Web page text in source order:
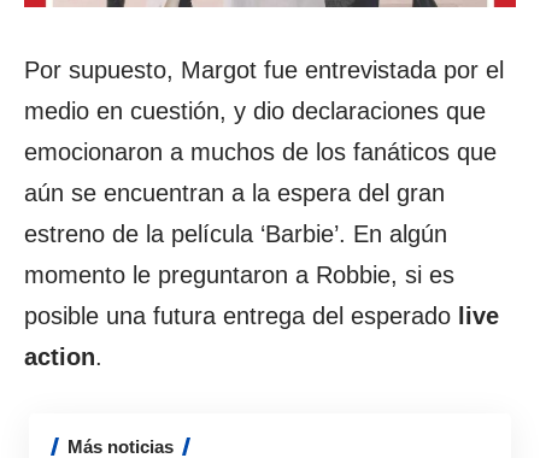
Por supuesto, Margot fue entrevistada por el
medio en cuestión, y dio declaraciones que
emocionaron a muchos de los fanáticos que
aún se encuentran a la espera del gran
estreno de la película ‘Barbie’. En algún
momento le preguntaron a Robbie, si es
posible una futura entrega del esperado live
action.
Más noticias